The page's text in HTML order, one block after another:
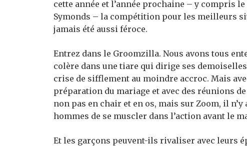
cette année et l’année prochaine – y compris
Symonds – la compétition pour les meilleurs
jamais été aussi féroce.
Entrez dans le Groomzilla. Nous avons tous
colère dans une tiare qui dirige ses
crise de sifflement au moindre accroc. Mais
préparation du mariage et avec des réunions
non pas en chair et en os, mais sur Zoom, il
hommes de se muscler dans l’action avant le
Et les garçons peuvent-ils rivaliser avec leurs